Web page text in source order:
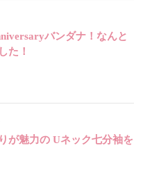
バンダナ！なんと
た！
が魅力の Uネック七分袖を